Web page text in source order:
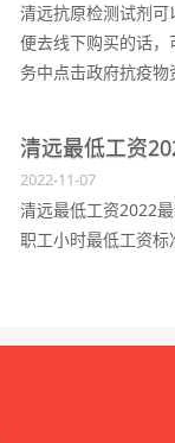
清远抗原检测试剂
便去线下购买的话
务中点击政府抗疫物
2022-11-07
清远最低工资2022
职工小时最低工资标